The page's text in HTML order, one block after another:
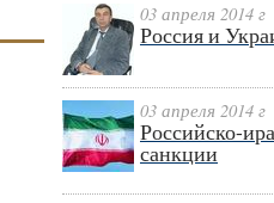
03 апреля 2014 г
Россия и
03 апреля 2014 г
Российско-
санкции